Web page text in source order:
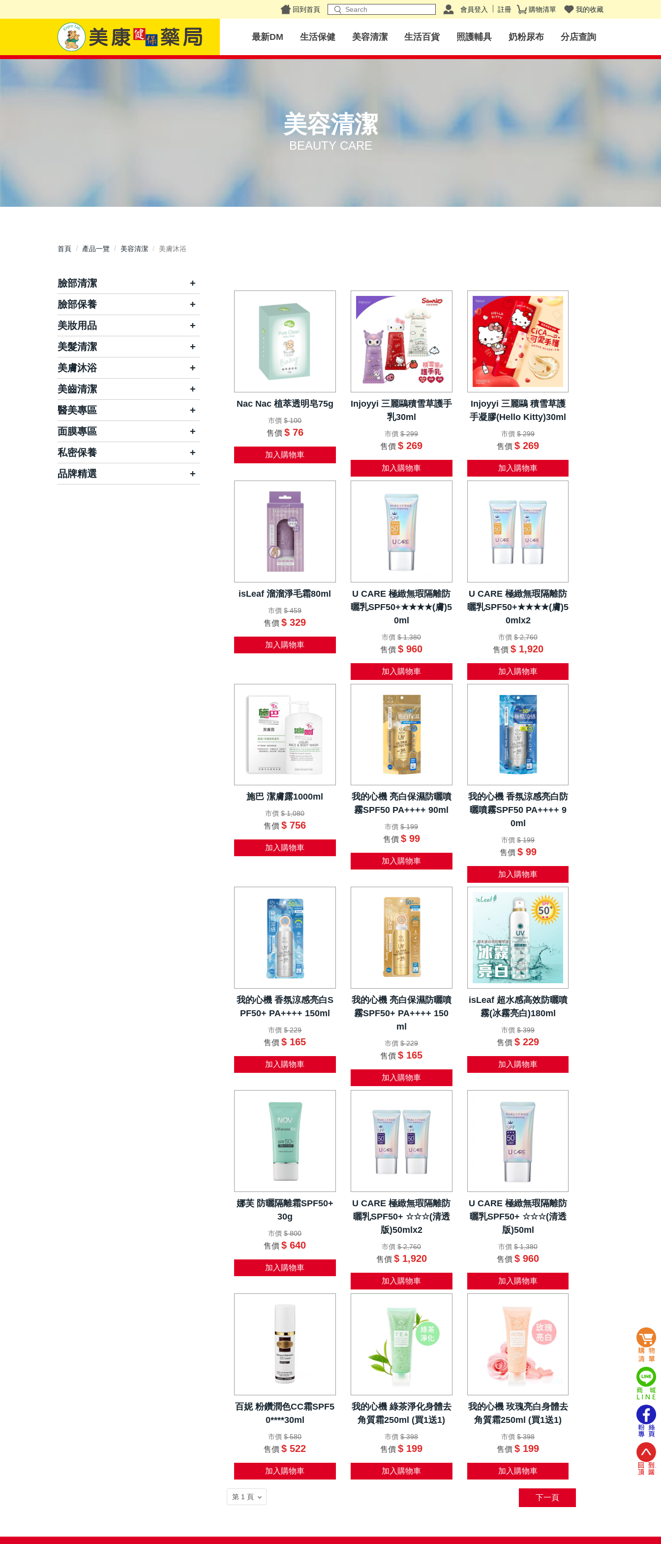
回到首頁 會員登入 註冊 購物清單 我的收藏
最新DM 生活保健 美容清潔 生活百貨 照護輔具 奶粉尿布 分店查詢
美容清潔
BEAUTY CARE
首頁 產品一覽 美容清潔 美膚沐浴
Nac Nac 植萃透明皂75g
市價 $ 100
售價 $ 76
加入購物車
Injoyyi 三麗鷗積雪草護手
乳30ml
市價 $ 299
售價 $ 269
加入購物車
Injoyyi 三麗鷗 積雪草護
手凝膠(Hello Kitty)30ml
市價 $ 299
售價 $ 269
加入購物車
isLeaf 溜溜淨毛霜80ml
市價 $ 459
售價 $ 329
加入購物車
U CARE 極緻無瑕隔離防
曬乳SPF50+★★★★(膚)5
0ml
市價 $ 1,380
售價 $ 960
加入購物車
U CARE 極緻無瑕隔離防
曬乳SPF50+★★★★(膚)5
0mlx2
市價 $ 2,760
售價 $ 1,920
加入購物車
施巴 潔膚露1000ml
市價 $ 1,080
售價 $ 756
加入購物車
我的心機 亮白保濕防曬噴
霧SPF50 PA++++ 90ml
市價 $ 199
售價 $ 99
加入購物車
我的心機 香氛涼感亮白防
曬噴霧SPF50 PA++++ 9
0ml
市價 $ 199
售價 $ 99
加入購物車
我的心機 香氛涼感亮白S
PF50+ PA++++ 150ml
市價 $ 229
售價 $ 165
加入購物車
我的心機 亮白保濕防曬噴
霧SPF50+ PA++++ 150
ml
市價 $ 229
售價 $ 165
加入購物車
isLeaf 超水感高效防曬噴
霧(冰霧亮白)180ml
市價 $ 399
售價 $ 229
加入購物車
娜芙 防曬隔離霜SPF50+
30g
市價 $ 800
售價 $ 640
加入購物車
U CARE 極緻無瑕隔離防
曬乳SPF50+ ☆☆☆(清透
版)50mlx2
市價 $ 2,760
售價 $ 1,920
加入購物車
U CARE 極緻無瑕隔離防
曬乳SPF50+ ☆☆☆(清透
版)50ml
市價 $ 1,380
售價 $ 960
加入購物車
百妮 粉鑽潤色CC霜SPF5
0****30ml
市價 $ 580
售價 $ 522
加入購物車
我的心機 綠茶淨化身體去
角質霜250ml (買1送1)
市價 $ 398
售價 $ 199
加入購物車
我的心機 玫瑰亮白身體去
角質霜250ml (買1送1)
市價 $ 398
售價 $ 199
加入購物車
下一頁
臉部清潔
卸妝
洗顏
去角質
刮鬍刀/刮鬍泡
臉部保養
噴霧/液
化妝水
精華液/乳
凝膠/乳/霜
乳液
乳霜
眼唇保養
防曬隔離
曬後修護
痘痘貼/美容小物
美妝用品
臉部彩妝
眼眉彩妝
唇部彩妝
化妝用品
美髮清潔
洗髮精/乳
潤髮/護髮
頭皮淨化
乾洗髮
染髮劑
美髮造型
強健髮根
美膚沐浴
香皂
沐浴精/乳
護膚/去角質
入浴劑/沐浴用品
身體乳
手足保養
美齒清潔
牙膏
牙刷
牙線/牙間刷
漱口水/健齒噴霧
口腔清潔棒/口氣芳香劑
醫美專區
專業照護
百妮
舒特膚
艾芙美
面膜專區
水/泥面膜
Kose高絲
私密保養
專業照護
品牌精選